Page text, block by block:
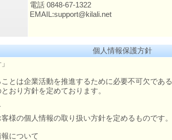
電話 0848-67-1322
EMAIL:support@kilali.net
個人情報保護方針
とは企業活動を推進するために必要不可欠であ
おり方針を定めております。
の個人情報の取り扱い方針を定めるものです。
について